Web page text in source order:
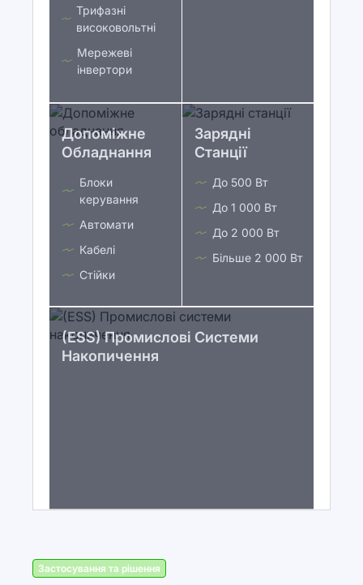
Трифазні
високовольтні
Мережеві
інвертори
Допоміжне
Обладнання
Блоки
керування
Автомати
Кабелі
Стійки
Зарядні
Станції
До 500 Вт
До 1 000 Вт
До 2 000 Вт
Більше 2 000 Вт
(ESS) Промислові Системи
Накопичення
Застосування та рішення